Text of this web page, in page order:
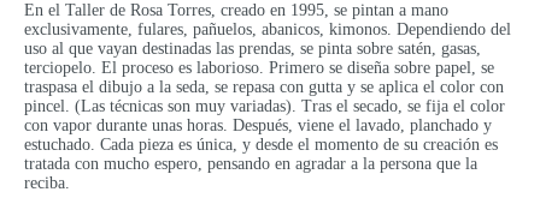
En el Taller de Rosa Torres, creado en 1995, se pintan a mano
exclusivamente, fulares, pañuelos, abanicos, kimonos. Dependiendo del
uso al que vayan destinadas las prendas, se pinta sobre satén, gasas,
terciopelo. El proceso es laborioso. Primero se diseña sobre papel, se
traspasa el dibujo a la seda, se repasa con gutta y se aplica el color con
pincel. (Las técnicas son muy variadas). Tras el secado, se fija el color
con vapor durante unas horas. Después, viene el lavado, planchado y
estuchado. Cada pieza es única, y desde el momento de su creación es
tratada con mucho espero, pensando en agradar a la persona que la
reciba.